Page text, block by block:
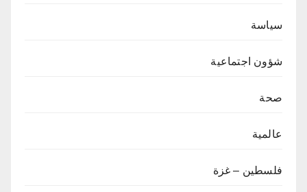
سياسة
شؤون اجتماعية
صحة
عالمية
فلسطين – غزة